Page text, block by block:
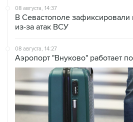
08 августа, 14:37
В Севастополе
из-за атак ВСУ
08 августа, 14:27
Аэропорт "Внуково" работает